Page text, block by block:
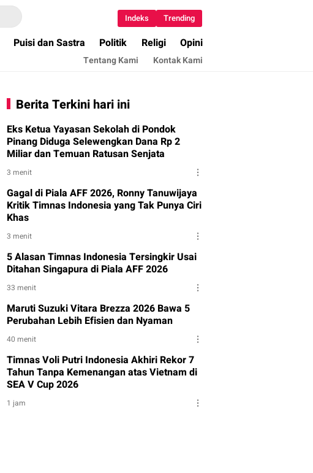
Indeks Trending
Puisi dan Sastra Politik Religi Opini
Tentang Kami Kontak Kami
Berita Terkini hari ini
Eks Ketua Yayasan Sekolah di Pondok
Pinang Diduga Selewengkan Dana Rp 2
Miliar dan Temuan Ratusan Senjata
3 menit
Gagal di Piala AFF 2026, Ronny Tanuwijaya
Kritik Timnas Indonesia yang Tak Punya Ciri
Khas
3 menit
5 Alasan Timnas Indonesia Tersingkir Usai
Ditahan Singapura di Piala AFF 2026
33 menit
Maruti Suzuki Vitara Brezza 2026 Bawa 5
Perubahan Lebih Efisien dan Nyaman
40 menit
Timnas Voli Putri Indonesia Akhiri Rekor 7
Tahun Tanpa Kemenangan atas Vietnam di
SEA V Cup 2026
1 jam